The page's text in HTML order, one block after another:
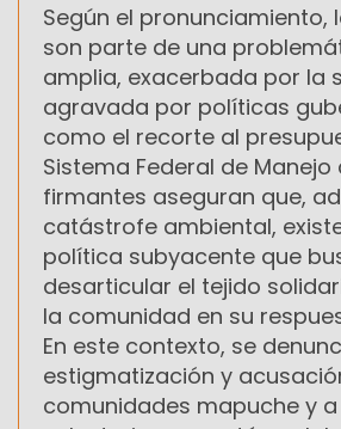
Según el pronunciamiento,
son parte de una
amplia, exacerbada por la
agravada por políticas
como el recorte al
Sistema Federal de Manejo
firmantes aseguran que,
catástrofe ambiental,
política subyacente que
desarticular el tejido
la comunidad en su
En este contexto, se
estigmatización y
comunidades mapuche y